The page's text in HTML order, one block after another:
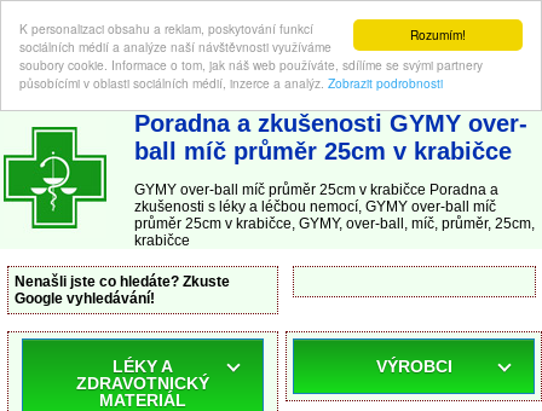
Rozumím!
K personalizaci obsahu a reklam, poskytování funkcí
sociálních médií a analýze naší návštěvnosti využíváme
soubory cookie. Informace o tom, jak náš web používáte, sdílíme se svými partnery
působícími v oblasti sociálních médií, inzerce a analýz. Zobrazit podrobnosti
ABC-LEKARNA.cz | Poradna a zkušenosti s léky a léčbou nemocí
Poradna a zkušenosti GYMY over-
ball míč průměr 25cm v krabičce
GYMY over-ball míč průměr 25cm v krabičce Poradna a
zkušenosti s léky a léčbou nemocí, GYMY over-ball míč
průměr 25cm v krabičce, GYMY, over-ball, míč, průměr, 25cm,
krabičce
Nenašli jste co hledáte? Zkuste
Google vyhledávání!
LÉKY A
ZDRAVOTNICKÝ
MATERIÁL
VÝROBCI